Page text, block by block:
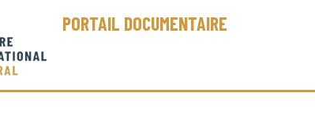
PORTAIL DOCUMENTAIRE